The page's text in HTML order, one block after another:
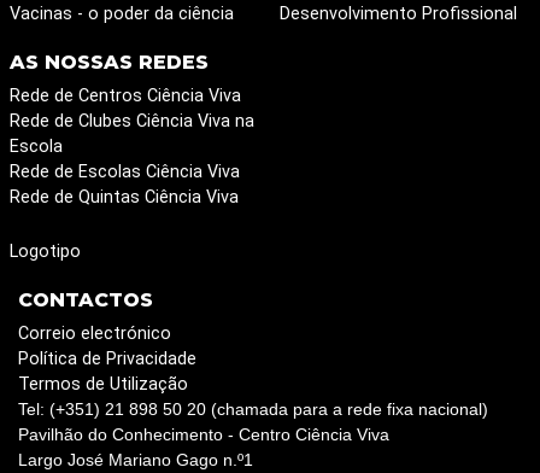
Vacinas - o poder da ciência
Desenvolvimento Profissional
AS NOSSAS REDES
Rede de Centros Ciência Viva
Rede de Clubes Ciência Viva na
Escola
Rede de Escolas Ciência Viva
Rede de Quintas Ciência Viva
Logotipo
CONTACTOS
Correio electrónico
Política de Privacidade
Termos de Utilização
Tel: (+351) 21 898 50 20 (chamada para a rede fixa nacional)
Pavilhão do Conhecimento - Centro Ciência Viva
Largo José Mariano Gago n.º1